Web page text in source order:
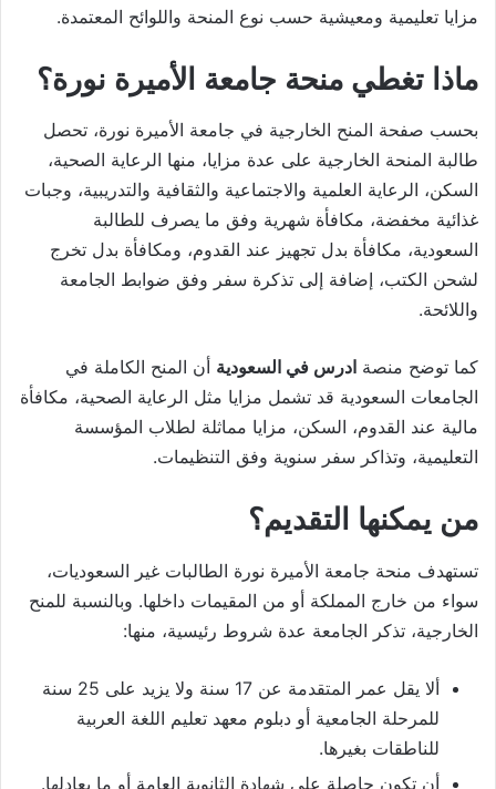
مزايا تعليمية ومعيشية حسب نوع المنحة واللوائح المعتمدة.
ماذا تغطي منحة جامعة الأميرة نورة؟
بحسب صفحة المنح الخارجية في جامعة الأميرة نورة، تحصل
طالبة المنحة الخارجية على عدة مزايا، منها الرعاية الصحية،
السكن، الرعاية العلمية والاجتماعية والثقافية والتدريبية، وجبات
غذائية مخفضة، مكافأة شهرية وفق ما يصرف للطالبة
السعودية، مكافأة بدل تجهيز عند القدوم، ومكافأة بدل تخرج
لشحن الكتب، إضافة إلى تذكرة سفر وفق ضوابط الجامعة
واللائحة.
كما توضح منصة ادرس في السعودية أن المنح الكاملة في
الجامعات السعودية قد تشمل مزايا مثل الرعاية الصحية، مكافأة
مالية عند القدوم، السكن، مزايا مماثلة لطلاب المؤسسة
التعليمية، وتذاكر سفر سنوية وفق التنظيمات.
من يمكنها التقديم؟
تستهدف منحة جامعة الأميرة نورة الطالبات غير السعوديات،
سواء من خارج المملكة أو من المقيمات داخلها. وبالنسبة للمنح
الخارجية، تذكر الجامعة عدة شروط رئيسية، منها:
ألا يقل عمر المتقدمة عن 17 سنة ولا يزيد على 25 سنة
للمرحلة الجامعية أو دبلوم معهد تعليم اللغة العربية
للناطقات بغيرها.
أن تكون حاصلة على شهادة الثانوية العامة أو ما يعادلها.